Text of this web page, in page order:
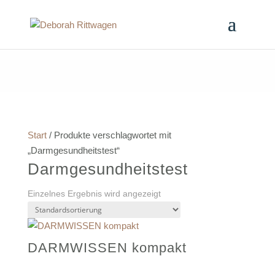
Start/ Produkte verschlagwortet mit
„Darmgesundheitstest“
Darmgesundheitstest
Einzelnes Ergebnis wird angezeigt
DARMWISSEN kompakt